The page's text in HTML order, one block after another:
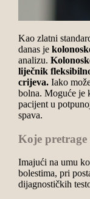
Kao zlatni
danas je
analizu.
liječnik
crijeva.Iako
bolna. Moguće je
pacijent u
spava.
Koje
Imajući na umu
bolestima, pri
dijagnostičkih